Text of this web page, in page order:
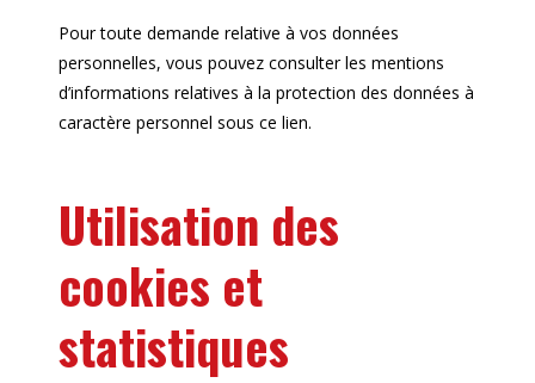
Pour toute demande relative à vos données
personnelles, vous pouvez consulter les mentions
d’informations relatives à la protection des données à
caractère personnel sous ce lien.
Utilisation des
cookies et
statistiques